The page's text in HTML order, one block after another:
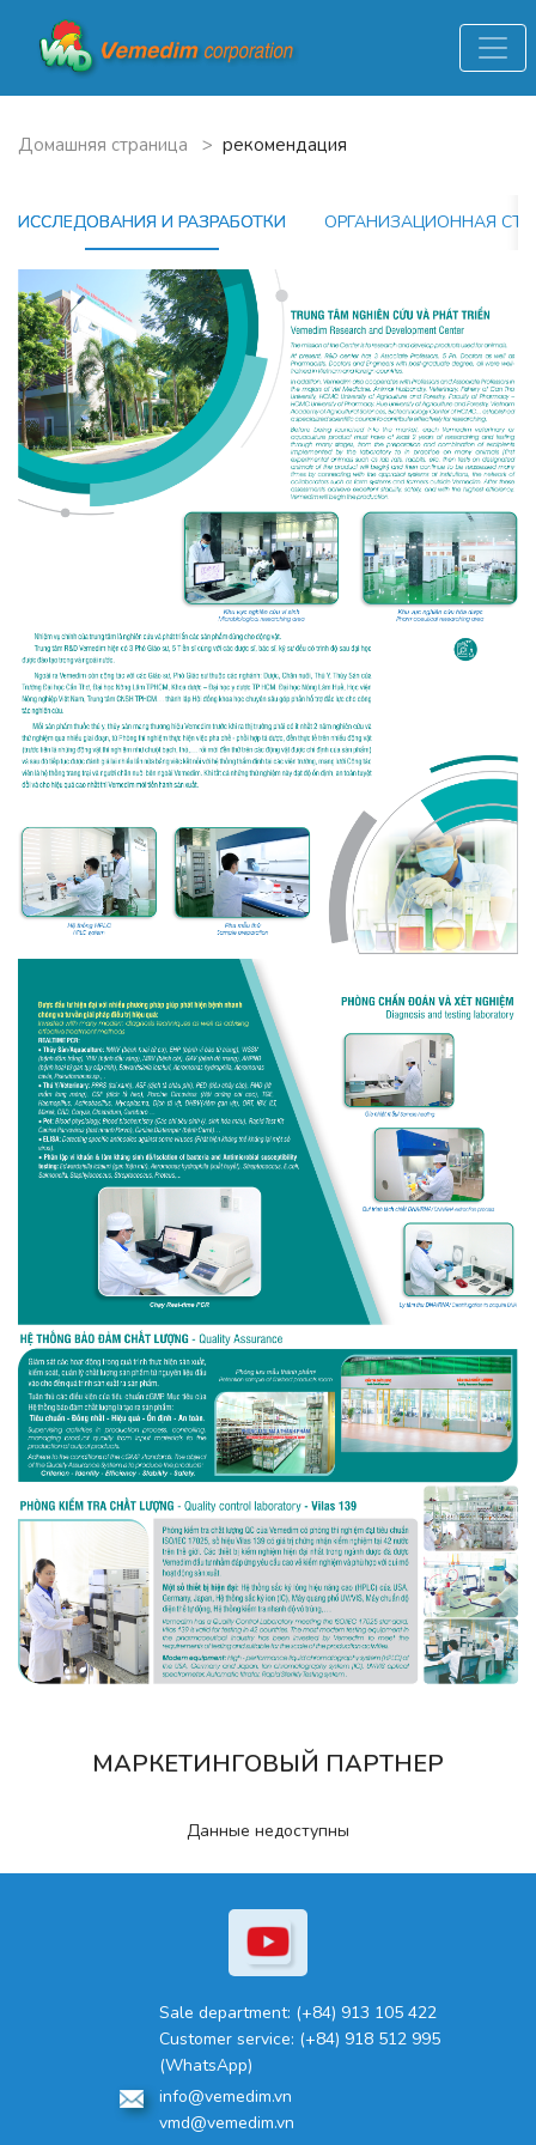
Домашняя страница > рекомендация
ИССЛЕДОВАНИЯ И РАЗРАБОТКИ ОРГАНИЗАЦИОННАЯ
МАРКЕТИНГОВЫЙ ПАРТНЕР
Данные недоступны
Sale department: (+84) 913 105 422
Customer service: (+84) 918 512 995
(WhatsApp)
info@vemedim.vn
vmd@vemedim.vn